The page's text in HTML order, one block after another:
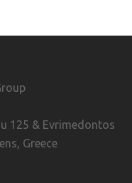
125 & Evrimedontos
Greece